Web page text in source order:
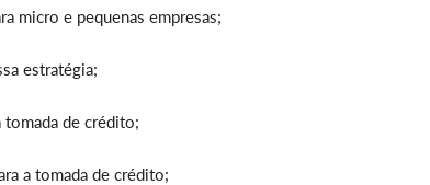
micro e pequenas empresas;
estratégia;
tomada de crédito;
a tomada de crédito;